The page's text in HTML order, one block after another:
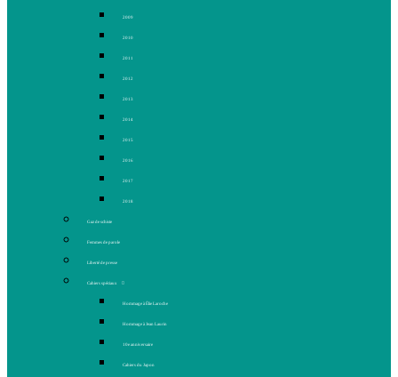
2009
2010
2011
2012
2013
2014
2015
2016
2017
2018
Gaz de schiste
Femmes de parole
Liberté de presse
Cahiers spéciaux
Hommage à Élie Laroche
Hommage à Jean Laurin
10e anniversaire
Cahiers du Japon